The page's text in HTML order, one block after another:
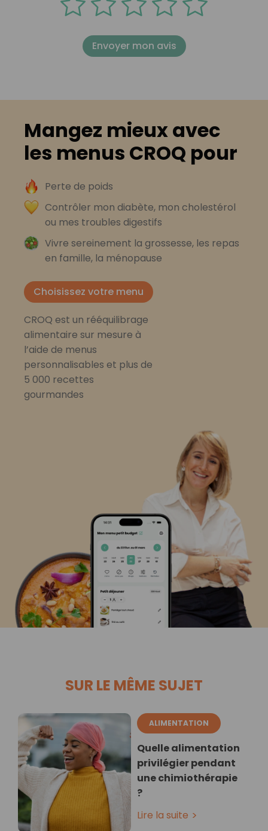
Envoyer mon avis
Mangez mieux avec
les menus CROQ pour
Perte de poids
Contrôler mon diabète, mon cholestérol
ou mes troubles digestifs
Vivre sereinement la grossesse, les repas
en famille, la ménopause
Choisissez votre menu
CROQ est un rééquilibrage
alimentaire sur mesure à
l’aide de menus
personnalisables et plus de
5 000 recettes
gourmandes
SUR LE MÊME SUJET
ALIMENTATION
Quelle alimentation
privilégier pendant
une chimiothérapie
?
Lire la suite